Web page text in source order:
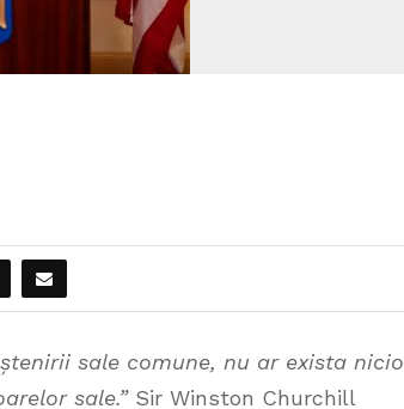
sale comune, nu ar exista nicio
sale.” Sir Winston Churchill